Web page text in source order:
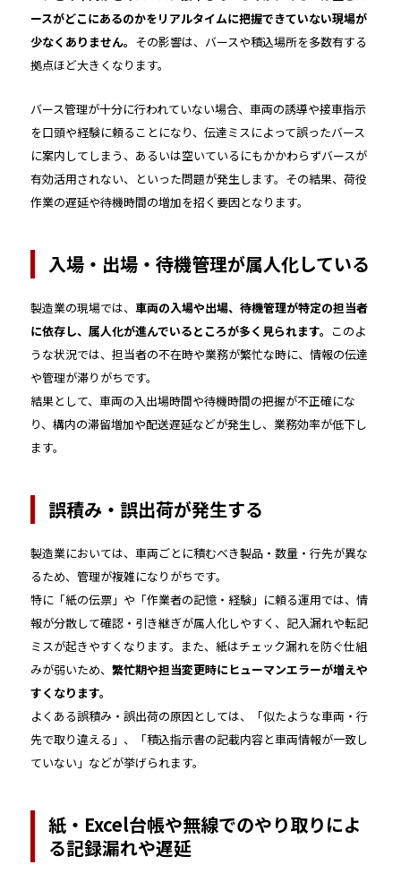
ースがどこにあるのかをリアルタイムに把握できていない現場が
少なくありません。 その影響は、バースや積込場所を多数有する
拠点ほど大きくなります。
バース管理が十分に行われていない場合、車両の誘導や接車指示
を口頭や経験に頼ることになり、伝達ミスによって誤ったバース
に案内してしまう、あるいは空いているにもかかわらずバースが
有効活用されない、といった問題が発生します。その結果、荷役
作業の遅延や待機時間の増加を招く要因となります。
入場・出場・待機管理が属人化している
製造業の現場では、 車両の入場や出場、待機管理が特定の担当者
に依存し、属人化が進んでいるところが多く見られます。 このよ
うな状況では、担当者の不在時や業務が繁忙な時に、情報の伝達
や管理が滞りがちです。
結果として、車両の入出場時間や待機時間の把握が不正確にな
り、構内の滞留増加や配送遅延などが発生し、業務効率が低下し
ます。
誤積み・誤出荷が発生する
製造業においては、車両ごとに積むべき製品・数量・行先が異な
るため、管理が複雑になりがちです。
特に「紙の伝票」や「作業者の記憶・経験」に頼る運用では、情
報が分散して確認・引き継ぎが属人化しやすく、記入漏れや転記
ミスが起きやすくなります。また、紙はチェック漏れを防ぐ仕組
みが弱いため、 繁忙期や担当変更時にヒューマンエラーが増えや
すくなります。
よくある誤積み・誤出荷の原因としては、「似たような車両・行
先で取り違える」、「積込指示書の記載内容と車両情報が一致し
ていない」などが挙げられます。
紙・Excel台帳や無線でのやり取りによ
る記録漏れや遅延